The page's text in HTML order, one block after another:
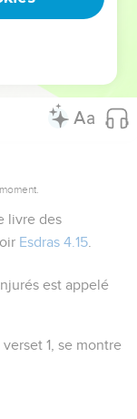
livre des
Esdras 4.15
est appelé
1, se montre